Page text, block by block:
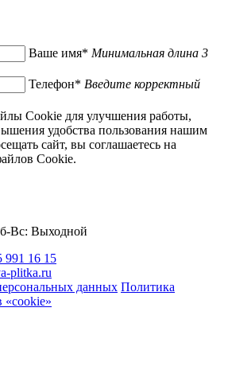
Ваше имя* Минимальная длина 3
Телефон* Введите корректный
Cookie для улучшения работы,
удобства пользования нашим
сайт, вы соглашаетесь на
Cookie.
Вс: Выходной
991 16 15
plitka.ru
данных Политика
«cookie»